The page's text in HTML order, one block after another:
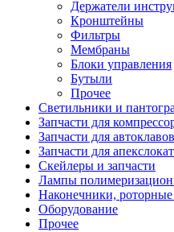
Держатели
Кронштейны
Фильтры
Мембраны
Блоки управления
Бутыли
Прочее
Светильники и
Запчасти для
Запчасти для автоклавов
Запчасти для
Скейлеры и запчасти
Лампы
Наконечники,
Оборудование
Прочее